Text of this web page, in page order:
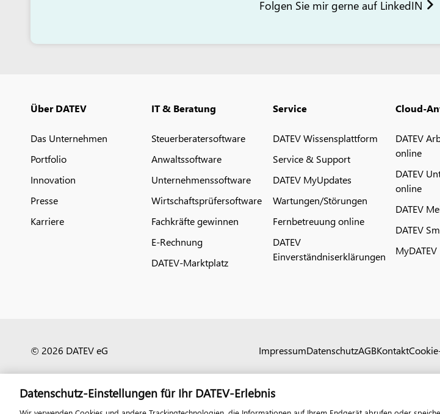
Folgen Sie mir gerne auf LinkedIN
Über DATEV
Das Unternehmen
Portfolio
Innovation
Presse
Karriere
IT & Beratung
Steuerberatersoftware
Anwaltssoftware
Unternehmenssoftware
Wirtschaftsprüfersoftware
Fachkräfte gewinnen
E-Rechnung
DATEV-Marktplatz
Service
DATEV Wissensplattform
Service & Support
DATEV MyUpdates
Wartungen/Störungen
Fernbetreuung online
DATEV
Einverständniserklärungen
Cloud-
DATEV
online
DATEV
online
DATEV
DATEV
MyDATEV
© 2026 DATEV eG ImpressumDatenschutzAGBKontakt
Datenschutz-Einstellungen für Ihr DATEV-Erlebnis